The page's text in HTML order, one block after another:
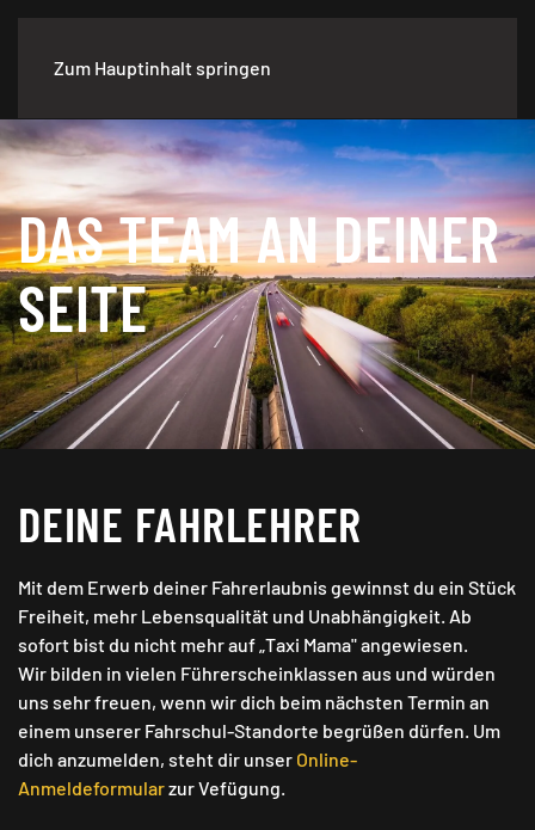
Zum Hauptinhalt springen
DAS TEAM AN DEINER
SEITE
DEINE FAHRLEHRER
Mit dem Erwerb deiner Fahrerlaubnis gewinnst du ein Stück
Freiheit, mehr Lebensqualität und Unabhängigkeit. Ab
sofort bist du nicht mehr auf „Taxi Mama" angewiesen.
Wir bilden in vielen Führerscheinklassen aus und würden
uns sehr freuen, wenn wir dich beim nächsten Termin an
einem unserer Fahrschul-Standorte begrüßen dürfen. Um
dich anzumelden, steht dir unser Online-
Anmeldeformularzur Vefügung.